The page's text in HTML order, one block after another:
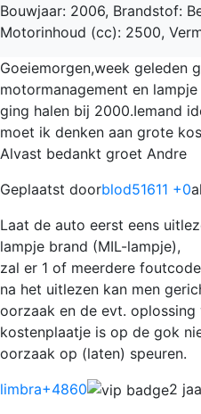
Bouwjaar: 2006, Brandstof:
Motorinhoud (cc): 2500,
Goeiemorgen,week geleden
motormanagement en
ging halen bij 2000.Iemand
moet ik denken aan grote
Alvast bedankt groet Andre
Geplaatst doorblod51611 +0
Laat de auto eerst eens
lampje brand (MIL-lampje),
zal er 1 of meerdere
na het uitlezen kan men
oorzaak en de evt. oplossing
kostenplaatje is op de gok
oorzaak op (laten) speuren.
limbra+4860
2